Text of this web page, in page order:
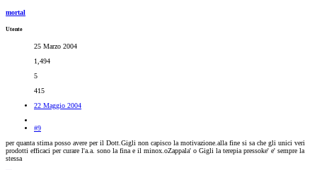
mortal
Utente
25 Marzo 2004
1,494
5
415
22 Maggio 2004
#9
per quanta stima posso avere per il Dott.Gigli non capisco la motivazione.alla fine si sa che gli unici veri
prodotti efficaci per curare l'a.a. sono la fina e il minox.oZappala' o Gigli la terepia pressoke' e' sempre la
stessa